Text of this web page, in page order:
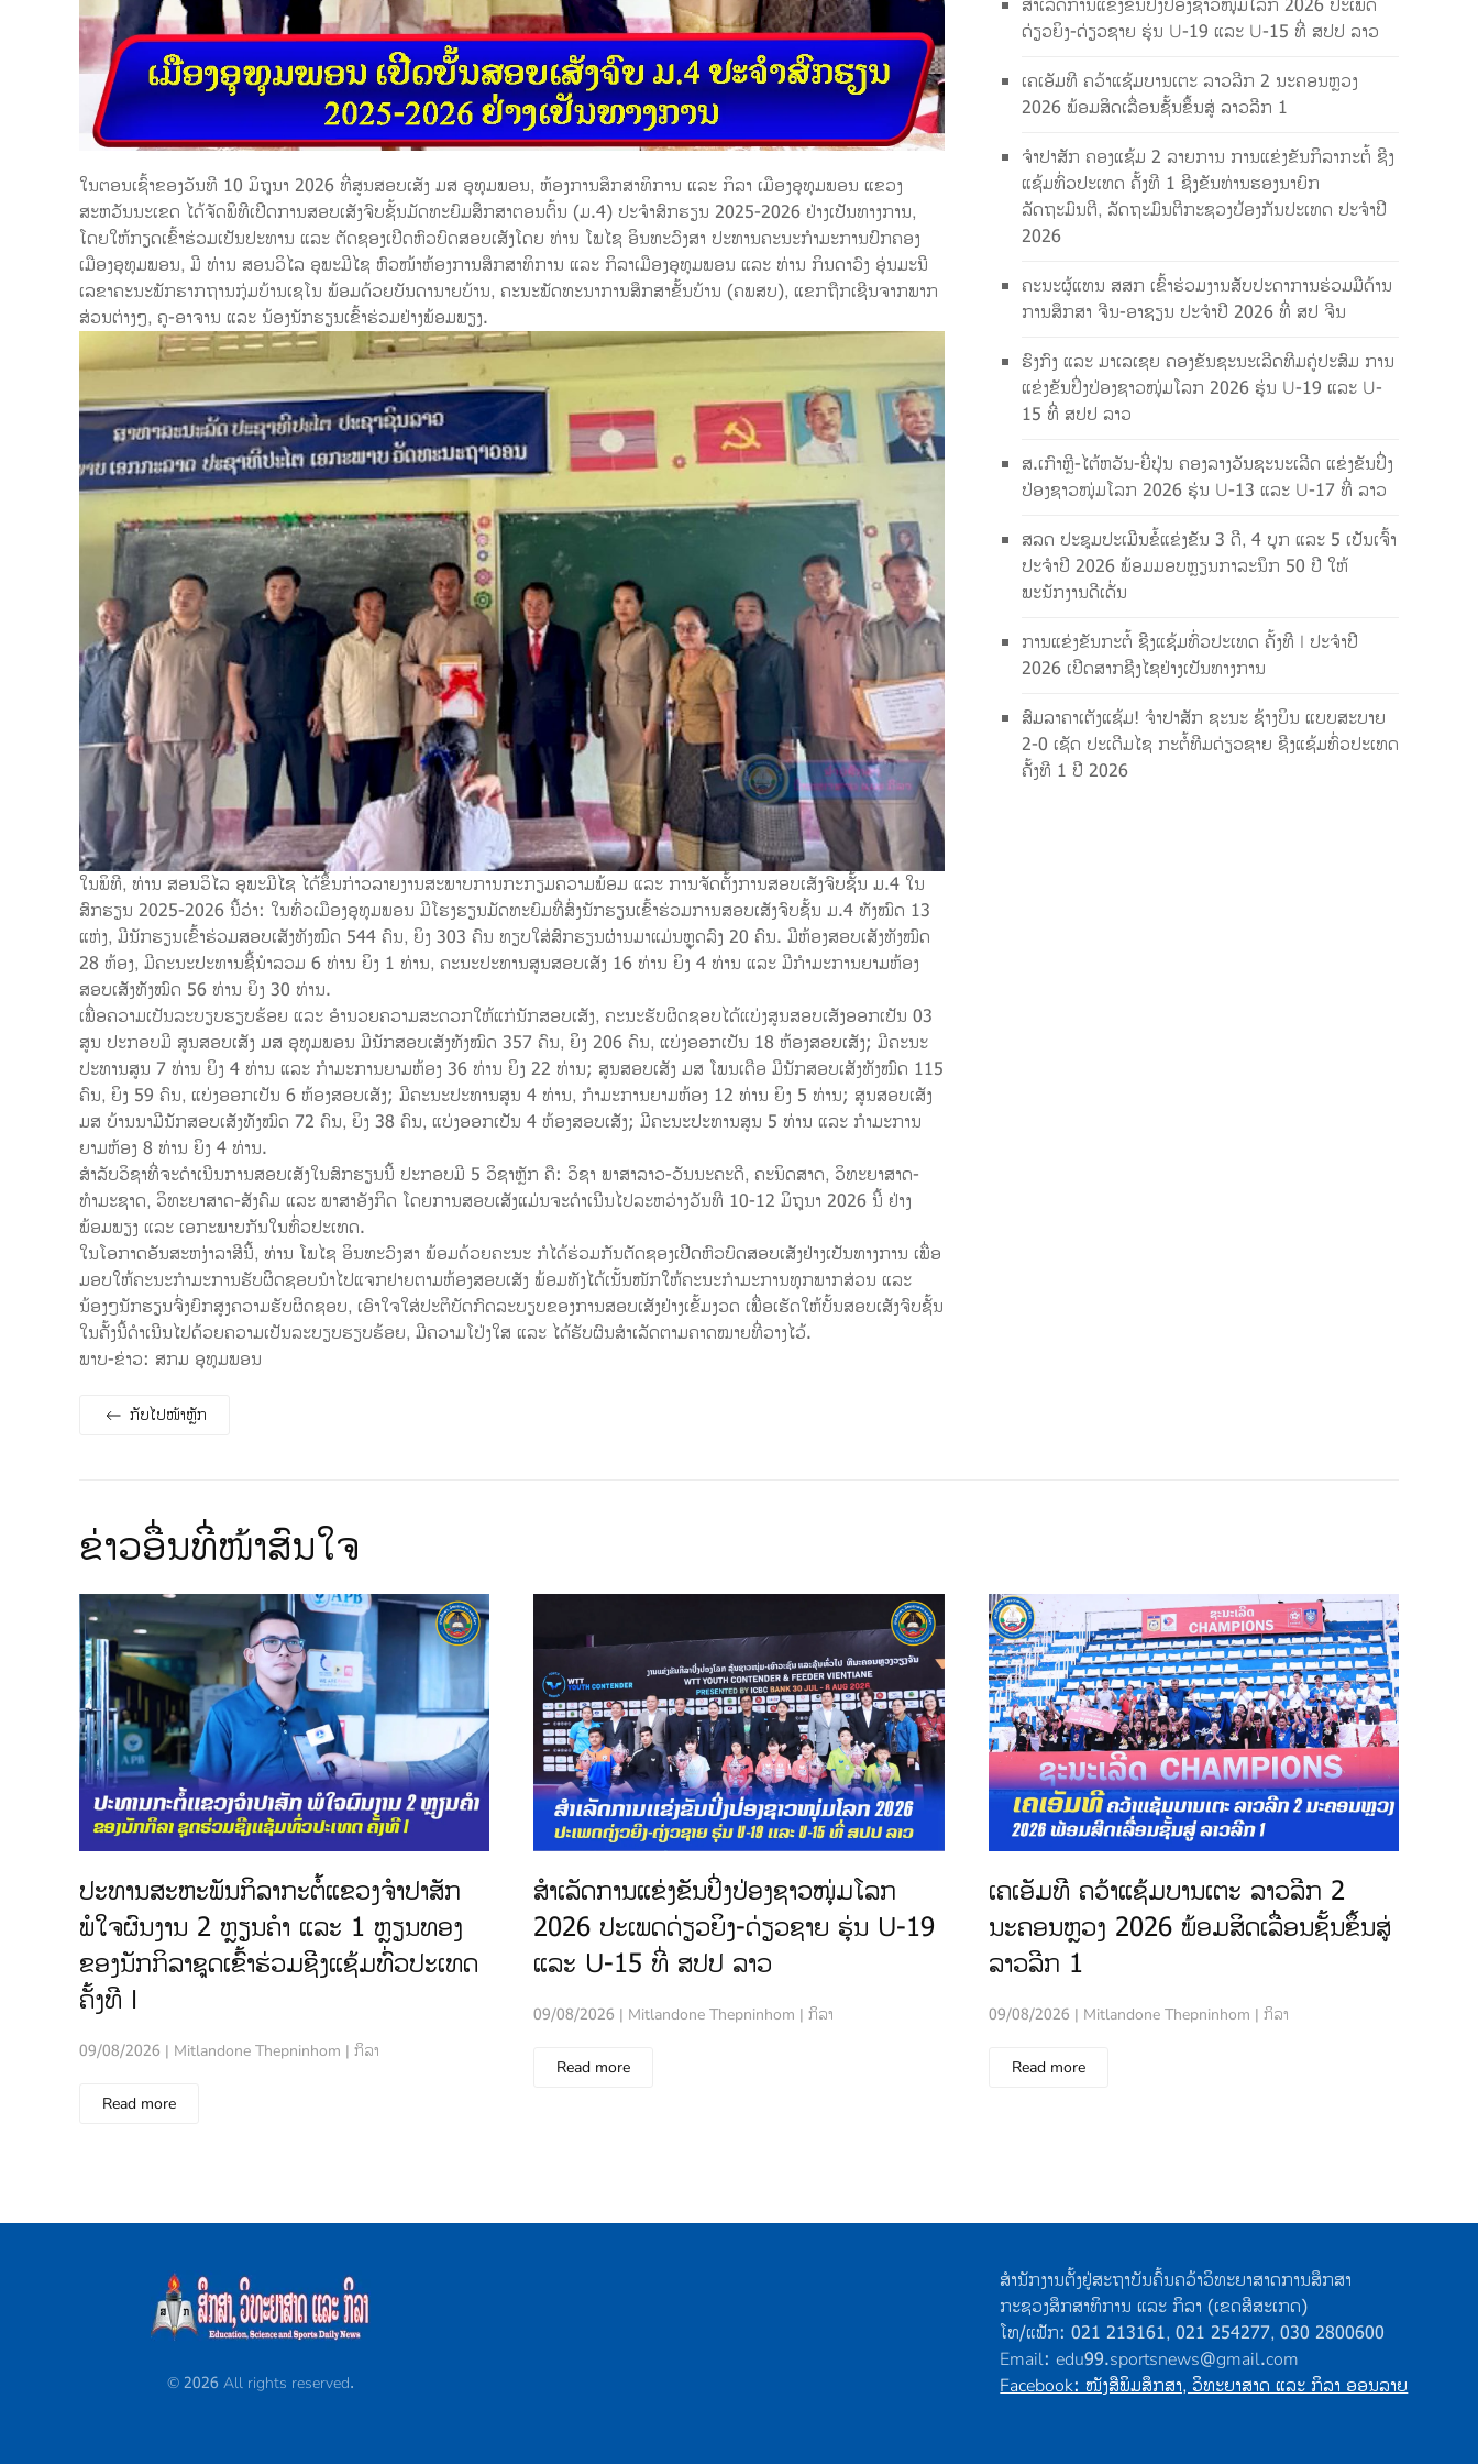
ໃນຕອນເຊົ້າຂອງວັນທີ 10 ມິຖຸນາ 2026 ທີ່ສູນສອບເສັງ ມສ ອຸທຸມພອນ, ຫ້ອງການສຶກສາທິການ ແລະ ກິລາ ເມືອງອຸທຸມພອນ ແຂວງ
ສະຫວັນນະເຂດ ໄດ້ຈັດພິທີເປີດການສອບເສັງຈົບຊັ້ນມັດທະຍົມສຶກສາຕອນຕົ້ນ (ມ.4) ປະຈຳສົກຮຽນ 2025-2026 ຢ່າງເປັນທາງການ,
ໂດຍໃຫ້ກຽດເຂົ້າຮ່ວມເປັນປະທານ ແລະ ຕັດຊອງເປີດຫົວບົດສອບເສັງໂດຍ ທ່ານ ໂພໄຊ ອິນທະວົງສາ ປະທານຄະນະກຳມະການປົກຄອງ
ເມືອງອຸທຸມພອນ, ມີ ທ່ານ ສອນວິໄລ ອຸພະມີໄຊ ຫົວໜ້າຫ້ອງການສຶກສາທິການ ແລະ ກິລາເມືອງອຸທຸມພອນ ແລະ ທ່ານ ກິນດາວົງ ອຸ່ນມະນີ
ເລຂາຄະນະພັກຮາກຖານກຸ່ມບ້ານເຊໂນ ພ້ອມດ້ວຍບັນດານາຍບ້ານ, ຄະນະພັດທະນາການສຶກສາຂັ້ນບ້ານ (ຄພສບ), ແຂກຖືກເຊີນຈາກພາກ
ສ່ວນຕ່າງໆ, ຄູ-ອາຈານ ແລະ ນ້ອງນັກຮຽນເຂົ້າຮ່ວມຢ່າງພ້ອມພຽງ.
ໃນພິທີ, ທ່ານ ສອນວິໄລ ອຸພະມີໄຊ ໄດ້ຂຶ້ນກ່າວລາຍງານສະພາບການກະກຽມຄວາມພ້ອມ ແລະ ການຈັດຕັ້ງການສອບເສັງຈົບຊັ້ນ ມ.4 ໃນ
ສົກຮຽນ 2025-2026 ນີ້ວ່າ: ໃນທົ່ວເມືອງອຸທຸມພອນ ມີໂຮງຮຽນມັດທະຍົມທີ່ສົ່ງນັກຮຽນເຂົ້າຮ່ວມການສອບເສັງຈົບຊັ້ນ ມ.4 ທັງໝົດ 13
ແຫ່ງ, ມີນັກຮຽນເຂົ້າຮ່ວມສອບເສັງທັງໝົດ 544 ຄົນ, ຍິງ 303 ຄົນ ທຽບໃສ່ສົກຮຽນຜ່ານມາແມ່ນຫຼຸດລົງ 20 ຄົນ. ມີຫ້ອງສອບເສັງທັງໝົດ
28 ຫ້ອງ, ມີຄະນະປະທານຊີ້ນຳລວມ 6 ທ່ານ ຍິງ 1 ທ່ານ, ຄະນະປະທານສູນສອບເສັງ 16 ທ່ານ ຍິງ 4 ທ່ານ ແລະ ມີກຳມະການຍາມຫ້ອງ
ສອບເສັງທັງໝົດ 56 ທ່ານ ຍິງ 30 ທ່ານ.
ເພື່ອຄວາມເປັນລະບຽບຮຽບຮ້ອຍ ແລະ ອຳນວຍຄວາມສະດວກໃຫ້ແກ່ນັກສອບເສັງ, ຄະນະຮັບຜິດຊອບໄດ້ແບ່ງສູນສອບເສັງອອກເປັນ 03
ສູນ ປະກອບມີ ສູນສອບເສັງ ມສ ອຸທຸມພອນ ມີນັກສອບເສັງທັງໝົດ 357 ຄົນ, ຍິງ 206 ຄົນ, ແບ່ງອອກເປັນ 18 ຫ້ອງສອບເສັງ; ມີຄະນະ
ປະທານສູນ 7 ທ່ານ ຍິງ 4 ທ່ານ ແລະ ກຳມະການຍາມຫ້ອງ 36 ທ່ານ ຍິງ 22 ທ່ານ; ສູນສອບເສັງ ມສ ໂພນເດືອ ມີນັກສອບເສັງທັງໝົດ 115
ຄົນ, ຍິງ 59 ຄົນ, ແບ່ງອອກເປັນ 6 ຫ້ອງສອບເສັງ; ມີຄະນະປະທານສູນ 4 ທ່ານ, ກຳມະການຍາມຫ້ອງ 12 ທ່ານ ຍິງ 5 ທ່ານ; ສູນສອບເສັງ
ມສ ບ້ານນາມີນັກສອບເສັງທັງໝົດ 72 ຄົນ, ຍິງ 38 ຄົນ, ແບ່ງອອກເປັນ 4 ຫ້ອງສອບເສັງ; ມີຄະນະປະທານສູນ 5 ທ່ານ ແລະ ກຳມະການ
ຍາມຫ້ອງ 8 ທ່ານ ຍິງ 4 ທ່ານ.
ສຳລັບວິຊາທີ່ຈະດຳເນີນການສອບເສັງໃນສົກຮຽນນີ້ ປະກອບມີ 5 ວິຊາຫຼັກ ຄື: ວິຊາ ພາສາລາວ-ວັນນະຄະດີ, ຄະນິດສາດ, ວິທະຍາສາດ-
ທຳມະຊາດ, ວິທະຍາສາດ-ສັງຄົມ ແລະ ພາສາອັງກິດ ໂດຍການສອບເສັງແມ່ນຈະດຳເນີນໄປລະຫວ່າງວັນທີ 10-12 ມິຖຸນາ 2026 ນີ້ ຢ່າງ
ພ້ອມພຽງ ແລະ ເອກະພາບກັນໃນທົ່ວປະເທດ.
ໃນໂອກາດອັນສະຫງ່າລາສີນີ້, ທ່ານ ໂພໄຊ ອິນທະວົງສາ ພ້ອມດ້ວຍຄະນະ ກໍໄດ້ຮ່ວມກັນຕັດຊອງເປີດຫົວບົດສອບເສັງຢ່າງເປັນທາງການ ເພື່ອ
ມອບໃຫ້ຄະນະກຳມະການຮັບຜິດຊອບນຳໄປແຈກຢາຍຕາມຫ້ອງສອບເສັງ ພ້ອມທັງໄດ້ເນັ້ນໜັກໃຫ້ຄະນະກຳມະການທຸກພາກສ່ວນ ແລະ
ນ້ອງໆນັກຮຽນຈົ່ງຍົກສູງຄວາມຮັບຜິດຊອບ, ເອົາໃຈໃສ່ປະຕິບັດກົດລະບຽບຂອງການສອບເສັງຢ່າງເຂັ້ມງວດ ເພື່ອເຮັດໃຫ້ບັ້ນສອບເສັງຈົບຊັ້ນ
ໃນຄັ້ງນີ້ດຳເນີນໄປດ້ວຍຄວາມເປັນລະບຽບຮຽບຮ້ອຍ, ມີຄວາມໂປ່ງໃສ ແລະ ໄດ້ຮັບຜົນສຳເລັດຕາມຄາດໝາຍທີ່ວາງໄວ້.
ພາບ-ຂ່າວ: ສກມ ອຸທຸມພອນ
ກັບ​ໄປ​ໜ້າຫຼັກ
ສຳເລັດການແຂ່ງຂັນປິ່ງປ່ອງຊາວໜຸ່ມໂລກ 2026 ປະເພດ
ດ່ຽວຍິງ-ດ່ຽວຊາຍ ຮຸ່ນ U-19 ແລະ U-15 ທີ່ ສປປ ລາວ
ເຄເອັມທີ ຄວ້າແຊ້ມບານເຕະ ລາວລີກ 2 ນະຄອນຫຼວງ
2026 ພ້ອມສິດເລື່ອນຊັ້ນຂຶ້ນສູ່ ລາວລີກ 1
ຈຳປາສັກ ຄອງແຊ້ມ 2 ລາຍການ ການແຂ່ງຂັນກິລາກະຕໍ້ ຊີງ
ແຊ້ມທົ່ວປະເທດ ຄັ້ງທີ 1 ຊີງຂັນທ່ານຮອງນາຍົກ
ລັດຖະມົນຕີ, ລັດຖະມົນຕີກະຊວງປ້ອງກັນປະເທດ ປະຈຳປີ
2026
ຄະນະຜູ້ແທນ ສສກ ເຂົ້າຮ່ວມງານສັບປະດາການຮ່ວມມືດ້ານ
ການສຶກສາ ຈີນ-ອາຊຽນ ປະຈຳປີ 2026 ທີ່ ສປ ຈີນ
ຮົງກົງ ແລະ ມາເລເຊຍ ຄອງຂັນຊະນະເລີດທີມຄູ່ປະສົມ ການ
ແຂ່ງຂັນປິ່ງປ່ອງຊາວໜຸ່ມໂລກ 2026 ຮຸ່ນ U-19 ແລະ U-
15 ທີ່ ສປປ ລາວ
ສ.ເກົາຫຼີ-ໄຕ້ຫວັນ-ຍີ່ປຸ່ນ ຄອງລາງວັນຊະນະເລີດ ແຂ່ງຂັນປິ່ງ
ປ່ອງຊາວໜຸ່ມໂລກ 2026 ຮຸ່ນ U-13 ແລະ U-17 ທີ່ ລາວ
ສລດ ປະຊຸມປະເມີນຂໍ້ແຂ່ງຂັນ 3 ດີ, 4 ບຸກ ແລະ 5 ເປັນເຈົ້າ
ປະຈຳປີ 2026 ພ້ອມມອບຫຼຽນກາລະນຶກ 50 ປີ ໃຫ້
ພະນັກງານດີເດັ່ນ
ການແຂ່ງຂັນກະຕໍ້ ຊີງແຊ້ມທົ່ວປະເທດ ຄັ້ງທີ I ປະຈຳປີ
2026 ເປີດສາກຊີງໄຊຢ່າງເປັນທາງການ
ສົມລາຄາເຕັງແຊ້ມ! ຈຳປາສັກ ຊະນະ ຊ້າງບິນ ແບບສະບາຍ
2-0 ເຊັດ ປະເດີມໄຊ ກະຕໍ້ທີມດ່ຽວຊາຍ ຊີງແຊ້ມທົ່ວປະເທດ
ຄັ້ງທີ 1 ປີ 2026
​ຂ່າວ​ອື່ນ​ທີ່​ໜ້າ​ສົນ​ໃຈ
ປະທານສະຫະພັນກິລາກະຕໍ້ແຂວງຈຳປາສັກ
ພໍໃຈຜົນງານ 2 ຫຼຽນຄຳ ແລະ 1 ຫຼຽນທອງ
ຂອງນັກກິລາຊຸດເຂົ້າຮ່ວມຊີງແຊ້ມທົ່ວປະເທດ
ຄັ້ງທີ I
09/08/2026 | Mitlandone Thepninhom | ກິລາ
Read more
ສຳເລັດການແຂ່ງຂັນປິ່ງປ່ອງຊາວໜຸ່ມໂລກ
2026 ປະເພດດ່ຽວຍິງ-ດ່ຽວຊາຍ ຮຸ່ນ U-19
ແລະ U-15 ທີ່ ສປປ ລາວ
09/08/2026 | Mitlandone Thepninhom | ກິລາ
Read more
ເຄເອັມທີ ຄວ້າແຊ້ມບານເຕະ ລາວລີກ 2
ນະຄອນຫຼວງ 2026 ພ້ອມສິດເລື່ອນຊັ້ນຂຶ້ນສູ່
ລາວລີກ 1
09/08/2026 | Mitlandone Thepninhom | ກິລາ
Read more
©2026All rights reserved.
ສຳນັກງານຕັ້ງຢູ່ສະຖາບັນຄົ້ນຄວ້າວິທະຍາສາດການສຶກສາ
ກະຊວງສຶກສາທິການ ແລະ ກິລາ (ເຂດສີສະເກດ)
ໂທ/ແຟັກ: 021 213161, 021 254277, 030 2800600
Email: edu99.sportsnews@gmail.com
Facebook: ໜັງສືພິມສຶກສາ, ວິທະຍາສາດ ແລະ ກິລາ ອອນລາຍ